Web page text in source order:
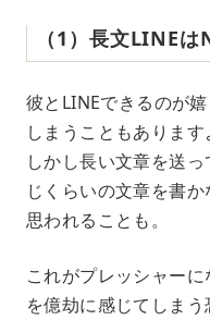
（1）長文LINEは
彼とLINEできるのが
しまうこともあります
しかし長い文章を送
じくらいの文章を書
思われることも。
これがプレッシャー
を億劫に感じてしまう